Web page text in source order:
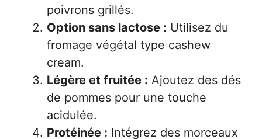
poivrons grillés.
Option sans lactose : Utilisez du
fromage végétal type cashew
cream.
Légère et fruitée : Ajoutez des dés
de pommes pour une touche
acidulée.
Protéinée : Intégrez des morceaux